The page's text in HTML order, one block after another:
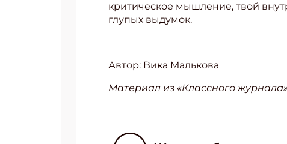
критическое мышление, твой
глупых выдумок.
Автор: Вика Малькова
Материал из «Классного